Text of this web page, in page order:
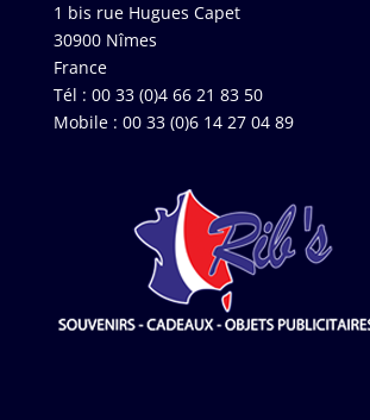
1 bis rue Hugues Capet
30900 Nîmes
France
Tél : 00 33 (0)4 66 21 83 50
Mobile : 00 33 (0)6 14 27 04 89